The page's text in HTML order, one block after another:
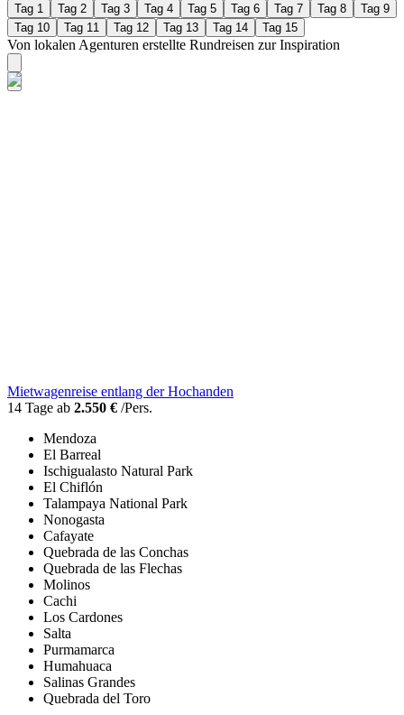
Tag 1 Tag 2 Tag 3 Tag 4 Tag 5 Tag 6 Tag 7 Tag 8
Tag 9
Tag 10
Tag 11 Tag 12 Tag 13 Tag 14 Tag 15
Von lokalen Agenturen erstellte Rundreisen zur Inspiration
Mietwagenreise entlang der Hochanden
14 Tage ab 2.550 € /Pers.
Mendoza
El Barreal
Ischigualasto Natural Park
El Chiflón
Talampaya National Park
Nonogasta
Cafayate
Quebrada de las Conchas
Quebrada de las Flechas
Molinos
Cachi
Los Cardones
Salta
Purmamarca
Humahuaca
Salinas Grandes
Quebrada del Toro